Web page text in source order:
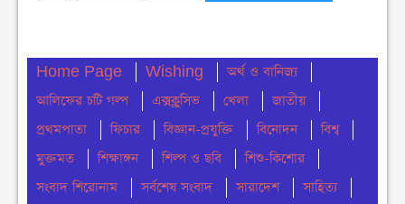
নোয়াখালীতে সি এন জি পাম্প গুলোতে গ্যাস সংকট
মঙ্গলবার ● ৪ আগস্ট ২০২৬
চার মাস ধরে ইউএনও নেই মধ্যনগরে, ভোগান্তিতে
সেবাপ্রত্যাশীরা
মঙ্গলবার ● ৪ আগস্ট ২০২৬
Home Page Wishing
অর্থ ও বানিজ্য
আলিফের চটি গল্প
এক্সক্লুসিভ খেলা
জাতীয়
প্রথমপাতা
ফিচার বিজ্ঞান-প্রযুক্তি বিনোদন
বিশ্ব
মুক্তমত
শিক্ষাঙ্গন শিল্প ও ছবি
শিশু-কিশোর
সংবাদ শিরোনাম
সর্বশেষ সংবাদ সারাদেশ
সাহিত্য